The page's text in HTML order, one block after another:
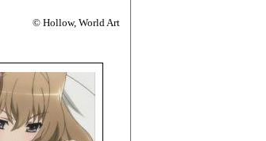
© Hollow, World Art